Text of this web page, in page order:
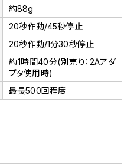
約88g
20秒作動/45秒停止
20秒作動/1分30秒停止
約1時間40分(別売り：2Aアダ
プタ使用時)
最長500回程度